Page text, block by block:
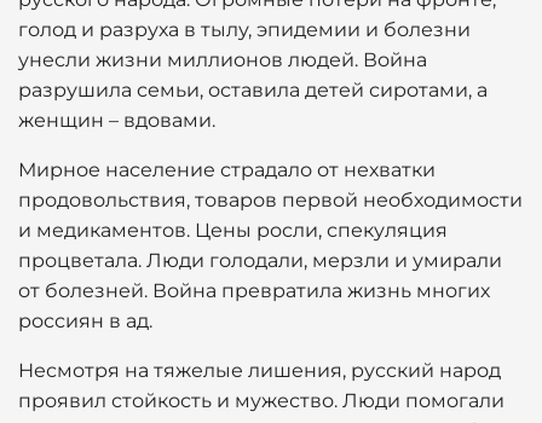
голод и разруха в тылу, эпидемии и болезни
унесли жизни миллионов людей. Война
разрушила семьи, оставила детей сиротами, а
женщин – вдовами.
Мирное население страдало от нехватки
продовольствия, товаров первой необходимости
и медикаментов. Цены росли, спекуляция
процветала. Люди голодали, мерзли и умирали
от болезней. Война превратила жизнь многих
россиян в ад.
Несмотря на тяжелые лишения, русский народ
проявил стойкость и мужество. Люди помогали